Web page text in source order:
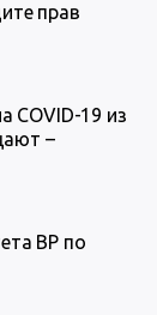
прав
COVID-19 из
–
ВР по